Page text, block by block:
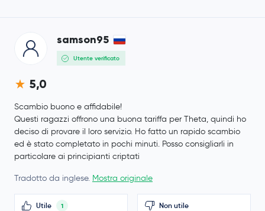
samson95
Utente verificato
5,0
Scambio buono e affidabile!
Questi ragazzi offrono una buona tariffa per Theta, quindi ho
deciso di provare il loro servizio. Ho fatto un rapido scambio
ed è stato completato in pochi minuti. Posso consigliarli in
particolare ai principianti criptati
Tradotto da inglese. Mostra originale
Utile 1 Non utile